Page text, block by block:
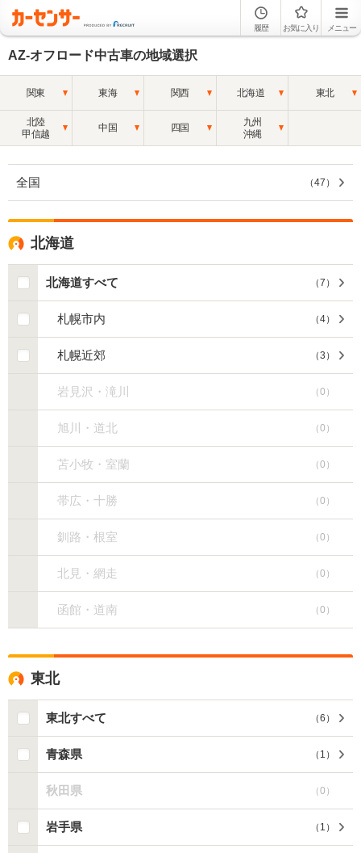
履歴 お気に入り メニュー
AZ-オフロード中古車の地域選択
関東 東海 関西 北海道 東北
北陸
甲信越
中国 四国
九州
沖縄
全国 （47 ）
北海道
北海道すべて （7 ）
札幌市内 （4）
札幌近郊 （3 ）
岩見沢・滝川 （0 ）
旭川・道北 （0 ）
苫小牧・室蘭 （0 ）
帯広・十勝 （0 ）
釧路・根室 （0 ）
北見・網走 （0 ）
函館・道南 （0 ）
東北
東北すべて （6 ）
青森県 （ 1 ）
秋田県 （0 ）
岩手県 （ 1 ）